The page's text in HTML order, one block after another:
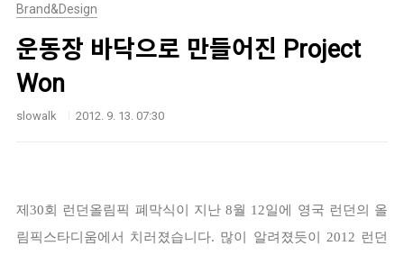
Brand&Design
운동장 바닥으로 만들어진 Project
Won
slowalk 2012. 9. 13. 07:30
제30회 런던올림픽 폐막식이 지난 8월 12일에 영국 런던의 올
림픽스타디움에서 치러졌습니다. 많이 알려졌듯이 2012 런던